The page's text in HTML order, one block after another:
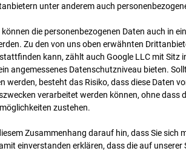
-Cam4
unter anderem auch
können die personenbezogenen Daten auch in
Zu den von uns oben erwähnten
kann, zählt auch Google LLC mit Sitz
angemessenes Datenschutzniveau bieten.
werden, besteht das Risiko, dass diese Daten
verarbeitet werden können, ohne dass
zustehen.
Zusammenhang darauf hin, dass Sie sich
ein­ver­standen erklären, dass die auf unserer